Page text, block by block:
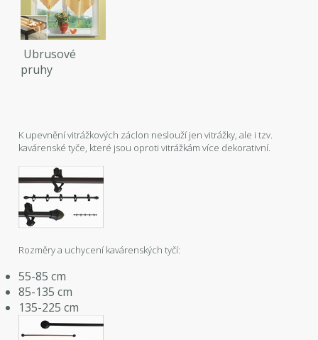
Ubrusové
pruhy
K upevnění vitrážkových záclon neslouží jen vitrážky, ale i tzv.
kavárenské tyče, které jsou oproti vitrážkám více dekorativní.
Rozměry a uchycení kavárenských tyčí:
55-85 cm
85-135 cm
135-225 cm